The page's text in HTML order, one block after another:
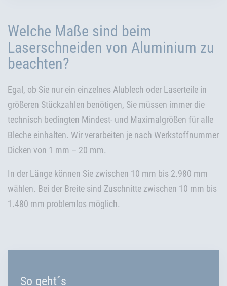
Welche Maße sind beim
Laserschneiden von Aluminium zu
beachten?
Egal, ob Sie nur ein einzelnes Alublech oder Laserteile in
größeren Stückzahlen benötigen, Sie müssen immer die
technisch bedingten Mindest- und Maximalgrößen für alle
Bleche einhalten. Wir verarbeiten je nach Werkstoffnummer
Dicken von 1 mm – 20 mm.
In der Länge können Sie zwischen 10 mm bis 2.980 mm
wählen. Bei der Breite sind Zuschnitte zwischen 10 mm bis
1.480 mm problemlos möglich.
So geht´s